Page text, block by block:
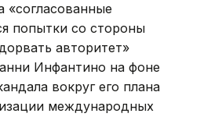
«согласованные
попытки со стороны
авторитет»
Инфантино на фоне
вокруг его плана
международных